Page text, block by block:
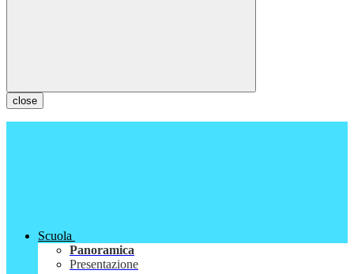
close
Scuola
Panoramica
Presentazione